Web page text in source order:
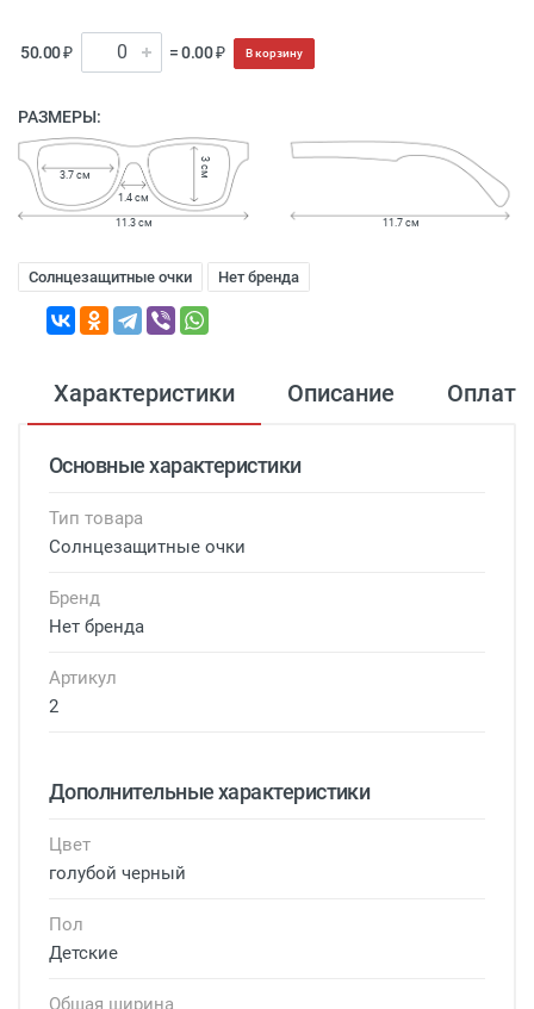
50.00 ₽ = 0.00 ₽ В корзину
РАЗМЕРЫ:
1.4 см
3.7 см 3 см
11.3 см 11.7 см
Солнцезащитные очки Нет бренда
Характеристики Описание Оплата
Основные характеристики
Тип товара
Солнцезащитные очки
Бренд
Нет бренда
Артикул
2
Дополнительные характеристики
Цвет
голубой черный
Пол
Детские
Общая ширина